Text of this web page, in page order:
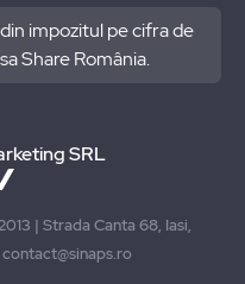
impozitul pe cifra de
Share România.
SRL
| Strada Canta 68, Iasi,